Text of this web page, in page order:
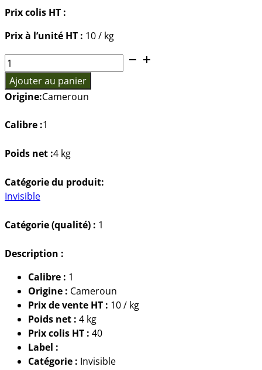
Prix colis HT :
Prix à l’unité HT : 10 / kg
quantité
de
Mangue
Sauvage
(avion)
Ajouter au panier
Origine:Cameroun
Calibre :1
Poids net :4 kg
Catégorie du produit:
Invisible
Catégorie (qualité) : 1
Description :
Calibre : 1
Origine : Cameroun
Prix de vente HT : 10 / kg
Poids net : 4 kg
Prix colis HT : 40
Label :
Catégorie : Invisible